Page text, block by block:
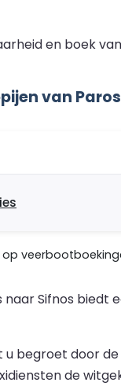
en boek
van
naar Sifnos
u begroet door
de